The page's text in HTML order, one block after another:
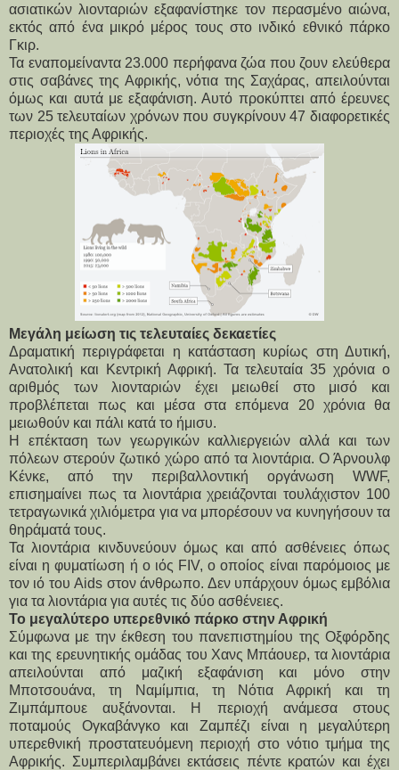
ασιατικών λιονταριών εξαφανίστηκε τον περασμένο αιώνα,
εκτός από ένα μικρό μέρος τους στο ινδικό εθνικό πάρκο
Γκιρ.
Τα εναπομείναντα 23.000 περήφανα ζώα που ζουν ελεύθερα
στις σαβάνες της Αφρικής, νότια της Σαχάρας, απειλούνται
όμως και αυτά με εξαφάνιση. Αυτό προκύπτει από έρευνες
των 25 τελευταίων χρόνων που συγκρίνουν 47 διαφορετικές
περιοχές της Αφρικής.
Μεγάλη μείωση τις τελευταίες δεκαετίες
Δραματική περιγράφεται η κατάσταση κυρίως στη Δυτική,
Ανατολική και Κεντρική Αφρική. Τα τελευταία 35 χρόνια ο
αριθμός των λιονταριών έχει μειωθεί στο μισό και
προβλέπεται πως και μέσα στα επόμενα 20 χρόνια θα
μειωθούν και πάλι κατά το ήμισυ.
Η επέκταση των γεωργικών καλλιεργειών αλλά και των
πόλεων στερούν ζωτικό χώρο από τα λιοντάρια. Ο Άρνουλφ
Κένκε, από την περιβαλλοντική οργάνωση WWF,
επισημαίνει πως τα λιοντάρια χρειάζονται τουλάχιστον 100
τετραγωνικά χιλιόμετρα για να μπορέσουν να κυνηγήσουν τα
θηράματά τους.
Τα λιοντάρια κινδυνεύουν όμως και από ασθένειες όπως
είναι η φυματίωση ή ο ιός FIV, ο οποίος είναι παρόμοιος με
τον ιό του Aids στον άνθρωπο. Δεν υπάρχουν όμως εμβόλια
για τα λιοντάρια για αυτές τις δύο ασθένειες.
Το μεγαλύτερο υπερεθνικό πάρκο στην Αφρική
Σύμφωνα με την έκθεση του πανεπιστημίου της Οξφόρδης
και της ερευνητικής ομάδας του Χανς Μπάουερ, τα λιοντάρια
απειλούνται από μαζική εξαφάνιση και μόνο στην
Μποτσουάνα, τη Ναμίμπια, τη Νότια Αφρική και τη
Ζιμπάμπουε αυξάνονται. Η περιοχή ανάμεσα στους
ποταμούς Ογκαβάνγκο και Ζαμπέζι είναι η μεγαλύτερη
υπερεθνική προστατευόμενη περιοχή στο νότιο τμήμα της
Αφρικής. Συμπεριλαμβάνει εκτάσεις πέντε κρατών και έχει